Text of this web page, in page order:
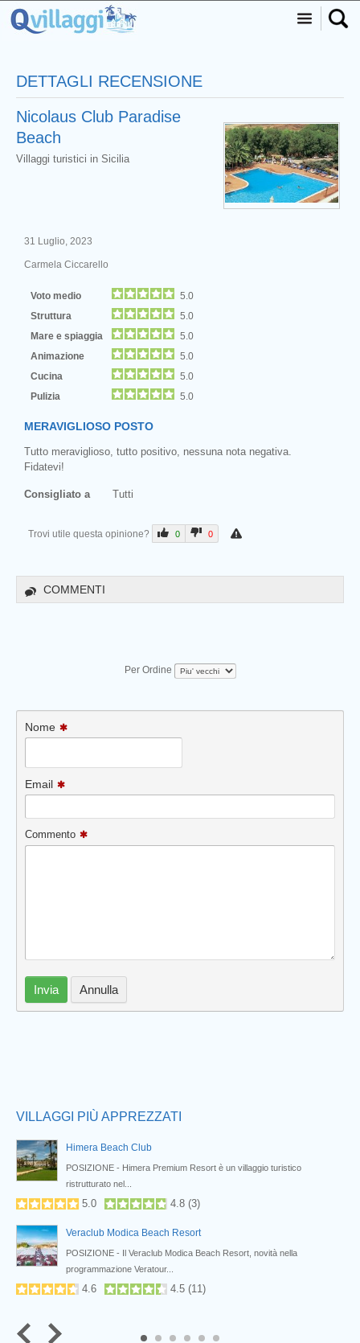
DETTAGLI RECENSIONE
Nicolaus Club Paradise
Beach
Villaggi turistici in Sicilia
31 Luglio, 2023
Carmela Ciccarello
Voto medio
5.0
Struttura
5.0
Mare e spiaggia
5.0
Animazione
5.0
Cucina
5.0
Pulizia
5.0
MERAVIGLIOSO POSTO
Tutto meraviglioso, tutto positivo, nessuna nota negativa.
Fidatevi!
Consigliato a Tutti
Trovi utile questa opinione? 0 0
COMMENTI
Per Ordine
Nome
Email
Commento
Invia Annulla
VILLAGGI PIÙ APPREZZATI
Himera Beach Club
POSIZIONE - Himera Premium Resort è un villaggio turistico
ristrutturato nel...
5.0 4.8 (3)
Veraclub Modica Beach Resort
POSIZIONE - Il Veraclub Modica Beach Resort, novità nella
programmazione Veratour...
4.6 4.5 (11 )